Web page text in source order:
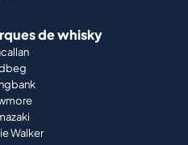
de whisky
Walker